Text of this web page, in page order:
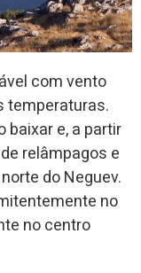
com vento
temperaturas.
baixar e, a partir
relâmpagos e
do Neguev.
no
no centro